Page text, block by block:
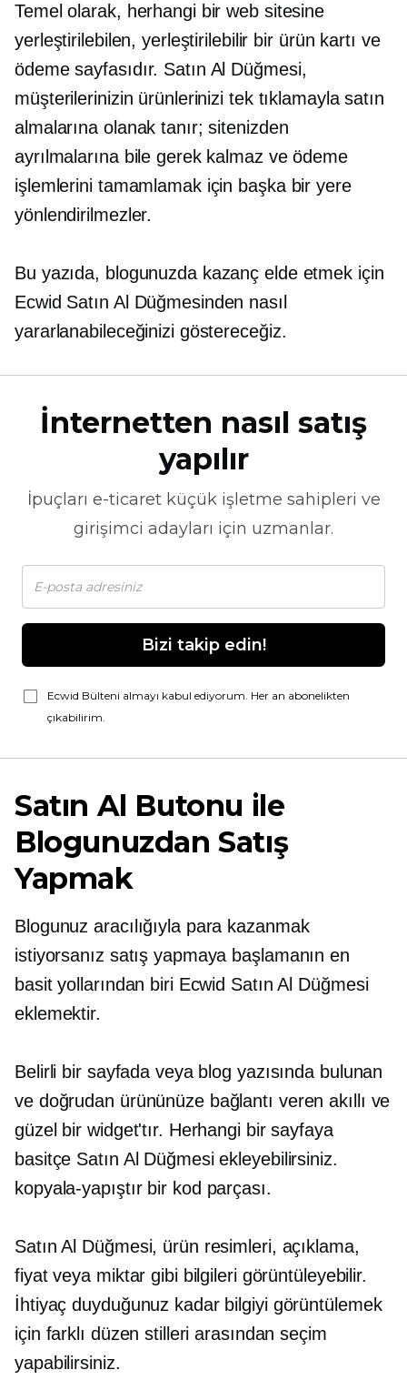
Temel olarak, herhangi bir web sitesine
yerleştirilebilen, yerleştirilebilir bir ürün kartı ve
ödeme sayfasıdır. Satın Al Düğmesi,
müşterilerinizin ürünlerinizi tek tıklamayla satın
almalarına olanak tanır; sitenizden
ayrılmalarına bile gerek kalmaz ve ödeme
işlemlerini tamamlamak için başka bir yere
yönlendirilmezler.
Bu yazıda, blogunuzda kazanç elde etmek için
Ecwid Satın Al Düğmesinden nasıl
yararlanabileceğinizi göstereceğiz.
İnternetten nasıl satış
yapılır
İpuçları e-ticaretküçük işletme sahipleri ve
girişimci adayları için uzmanlar.
Bizi takip edin!
Ecwid Bülteni almayı kabul ediyorum. Her an abonelikten
çıkabilirim.
Satın Al Butonu ile
Blogunuzdan Satış
Yapmak
Blogunuz aracılığıyla para kazanmak
istiyorsanız satış yapmaya başlamanın en
basit yollarından biri Ecwid Satın Al Düğmesi
eklemektir.
Belirli bir sayfada veya blog yazısında bulunan
ve doğrudan ürününüze bağlantı veren akıllı ve
güzel bir widget'tır. Herhangi bir sayfaya
basitçe Satın Al Düğmesi ekleyebilirsiniz.
kopyala-yapıştırbir kod parçası.
Satın Al Düğmesi, ürün resimleri, açıklama,
fiyat veya miktar gibi bilgileri görüntüleyebilir.
İhtiyaç duyduğunuz kadar bilgiyi görüntülemek
için farklı düzen stilleri arasından seçim
yapabilirsiniz.